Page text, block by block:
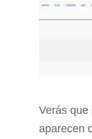
Verás que
aparecen